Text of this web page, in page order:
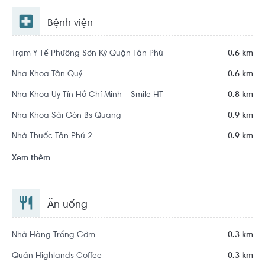
Bệnh viện
Trạm Y Tế Phường Sơn Kỳ Quận Tân Phú 0.6 km
Nha Khoa Tân Quý 0.6 km
Nha Khoa Uy Tín Hồ Chí Minh - Smile HT 0.8 km
Nha Khoa Sài Gòn Bs Quang 0.9 km
Nhà Thuốc Tân Phú 2 0.9 km
Xem thêm
Ăn uống
Nhà Hàng Trống Cơm 0.3 km
Quán Highlands Coffee 0.3 km